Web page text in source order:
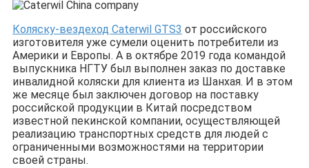
Коляску-вездеход Caterwil GTS3 от российского
изготовителя уже сумели оценить потребители из
Америки и Европы. А в октябре 2019 года командой
выпускника НГТУ был выполнен заказ по доставке
инвалидной коляски для клиента из Шанхая. И в этом
же месяце был заключен договор на поставку
российской продукции в Китай посредством
известной пекинской компании, осуществляющей
реализацию транспортных средств для людей с
ограниченными возможностями на территории
своей страны.